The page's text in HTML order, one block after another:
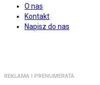
O nas
Kontakt
Napisz do nas
REKLAMA I PRENUMERATA